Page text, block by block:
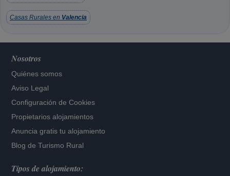
Casas Rurales en Valencia
Nosotros
Quiénes somos
Aviso Legal
Configuración de Cookies
Propietarios alojamientos
Anuncia gratis tu alojamiento
Blog de Turismo Rural
Tipos de alojamiento: